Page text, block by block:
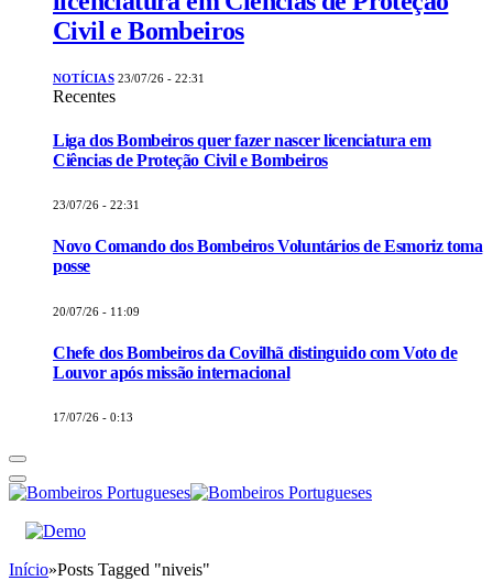
Civil e Bombeiros
NOTÍCIAS 23/07/26 - 22:31
Recentes
Liga dos Bombeiros quer fazer nascer licenciatura em
Ciências de Proteção Civil e Bombeiros
23/07/26 - 22:31
Novo Comando dos Bombeiros Voluntários de Esmoriz toma
posse
20/07/26 - 11:09
Chefe dos Bombeiros da Covilhã distinguido com Voto de
Louvor após missão internacional
17/07/26 - 0:13
Início»Posts Tagged "niveis"